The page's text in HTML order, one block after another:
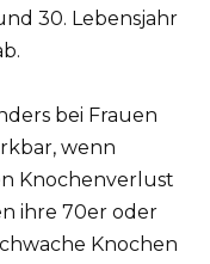
30. Lebensjahr
bei Frauen
wenn
Knochenverlust
ihre 70er oder
Knochen